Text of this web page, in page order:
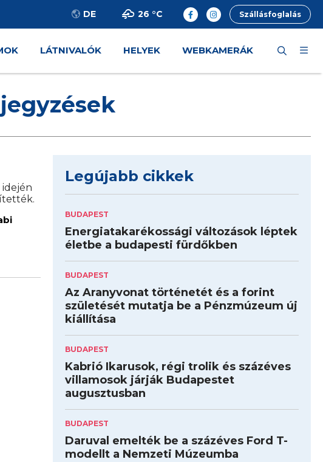
DE 26 °C Szállásfoglalás
LÁTNIVALÓK HELYEK WEBKAMERÁK
Legújabb cikkek
BUDAPEST
Energiatakarékossági változások léptek
életbe a budapesti fürdőkben
BUDAPEST
Az Aranyvonat történetét és a forint
születését mutatja be a Pénzmúzeum új
kiállítása
BUDAPEST
Kabrió Ikarusok, régi trolik és százéves
villamosok járják Budapestet
augusztusban
BUDAPEST
Daruval emelték be a százéves Ford T-
modellt a Nemzeti Múzeumba